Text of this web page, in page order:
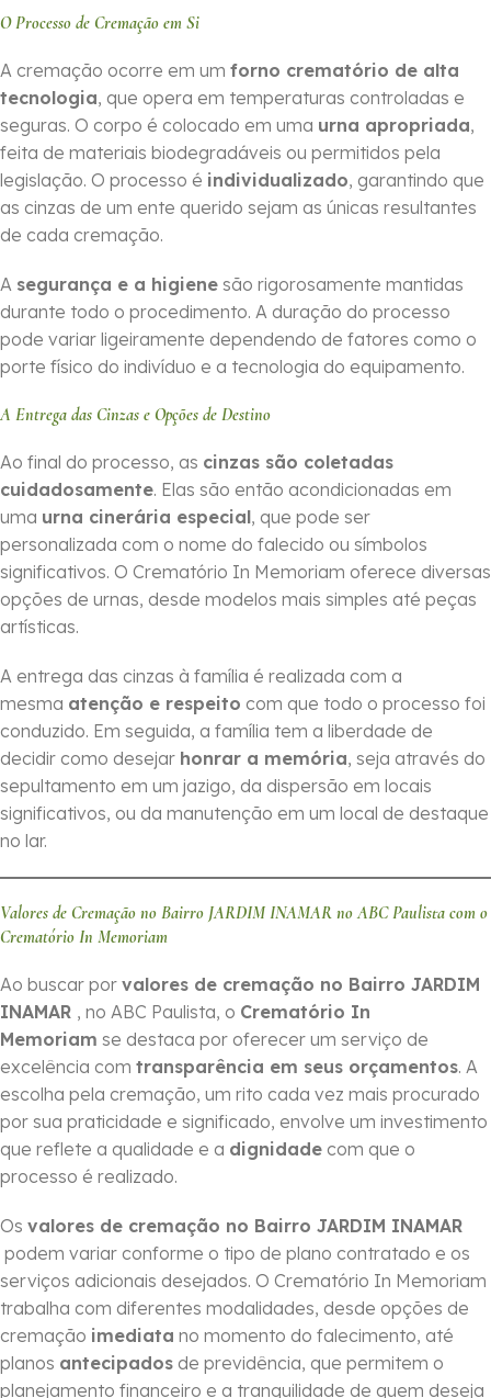
O Processo de Cremação em Si
A cremação ocorre em um forno crematório de alta
tecnologia, que opera em temperaturas controladas e
seguras. O corpo é colocado em uma urna apropriada,
feita de materiais biodegradáveis ou permitidos pela
legislação. O processo é individualizado, garantindo que
as cinzas de um ente querido sejam as únicas resultantes
de cada cremação.
A segurança e a higiene são rigorosamente mantidas
durante todo o procedimento. A duração do processo
pode variar ligeiramente dependendo de fatores como o
porte físico do indivíduo e a tecnologia do equipamento.
A Entrega das Cinzas e Opções de Destino
Ao final do processo, as cinzas são coletadas
cuidadosamente. Elas são então acondicionadas em
uma urna cinerária especial, que pode ser
personalizada com o nome do falecido ou símbolos
significativos. O Crematório In Memoriam oferece diversas
opções de urnas, desde modelos mais simples até peças
artísticas.
A entrega das cinzas à família é realizada com a
mesma atenção e respeito com que todo o processo foi
conduzido. Em seguida, a família tem a liberdade de
decidir como desejar honrar a memória, seja através do
sepultamento em um jazigo, da dispersão em locais
significativos, ou da manutenção em um local de destaque
no lar.
Valores de Cremação no Bairro JARDIM INAMAR no ABC Paulista com o
Crematório In Memoriam
Ao buscar por valores de cremação no Bairro JARDIM
INAMAR , no ABC Paulista, o Crematório In
Memoriam se destaca por oferecer um serviço de
excelência com transparência em seus orçamentos. A
escolha pela cremação, um rito cada vez mais procurado
por sua praticidade e significado, envolve um investimento
que reflete a qualidade e a dignidade com que o
processo é realizado.
Os valores de cremação no Bairro JARDIM INAMAR
podem variar conforme o tipo de plano contratado e os
serviços adicionais desejados. O Crematório In Memoriam
trabalha com diferentes modalidades, desde opções de
cremação imediata no momento do falecimento, até
planos antecipados de previdência, que permitem o
planejamento financeiro e a tranquilidade de quem deseja